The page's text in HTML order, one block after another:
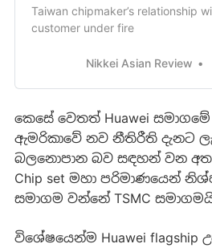
Taiwan chipmaker’s relationship
customer under fire
Nikkei Asian Review
කෙසේ වෙතත් Huawei
ඇමරිකාවේ නව නීතිරීති දැනට
බලනොපාන බව සඳහන් වන අතර
Chip set මහා පරිමාණයෙන්
සමාගම වන්නේ TSMC
විශේෂයෙන්ම Huawei flagship